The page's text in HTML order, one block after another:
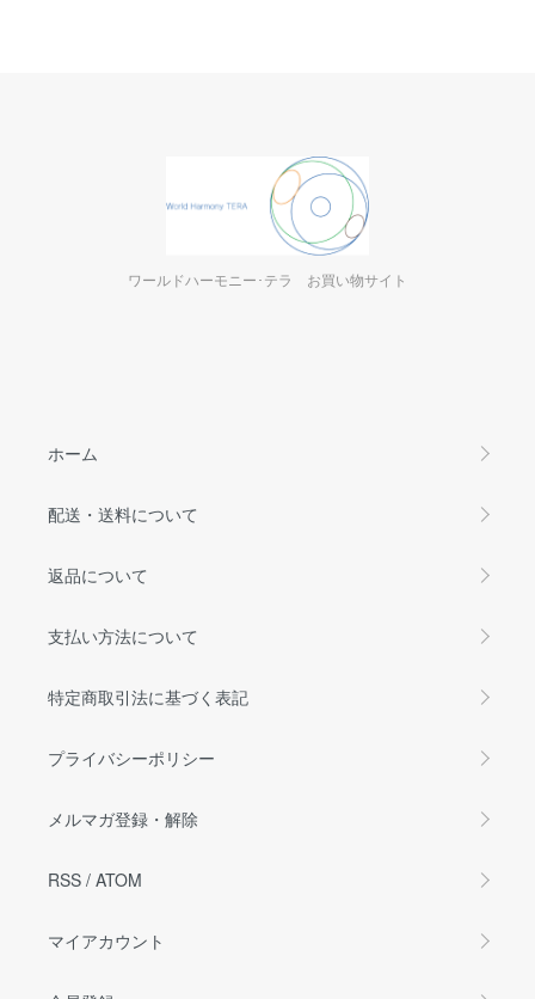
ワールドハーモニー･テラ お買い物サイト
ホーム
配送・送料について
返品について
支払い方法について
特定商取引法に基づく表記
プライバシーポリシー
メルマガ登録・解除
RSS / ATOM
マイアカウント